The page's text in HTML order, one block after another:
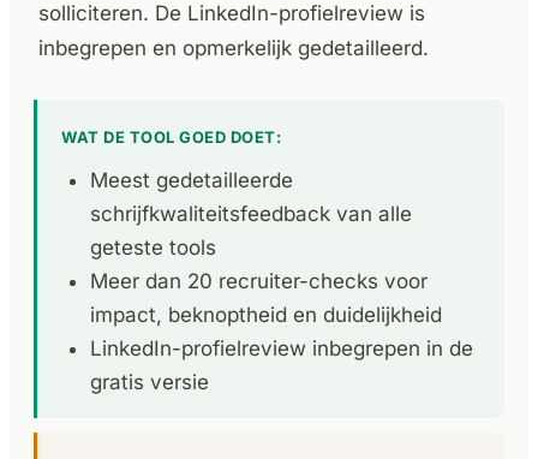
solliciteren. De LinkedIn-profielreview is
inbegrepen en opmerkelijk gedetailleerd.
WAT DE TOOL GOED DOET:
Meest gedetailleerde
schrijfkwaliteitsfeedback van alle
geteste tools
Meer dan 20 recruiter-checks voor
impact, beknoptheid en duidelijkheid
LinkedIn-profielreview inbegrepen in de
gratis versie